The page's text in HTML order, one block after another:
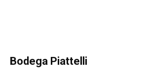
Bodega Piattelli